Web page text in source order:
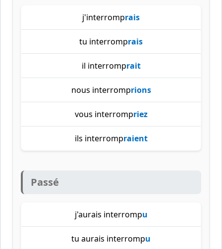
j'interromprais
tu interromprais
il interromprait
nous interromprions
vous interrompriez
ils interrompraient
Passé
j'aurais interrompu
tu aurais interrompu